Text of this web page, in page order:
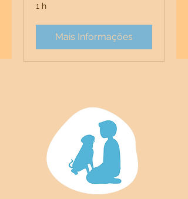
1 h
Mais Informações